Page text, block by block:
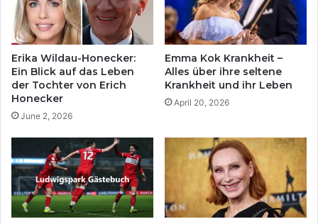
Erika Wildau-Honecker:
Ein Blick auf das Leben
der Tochter von Erich
Honecker
June 2, 2026
Emma Kok Krankheit –
Alles über ihre seltene
Krankheit und ihr Leben
April 20, 2026